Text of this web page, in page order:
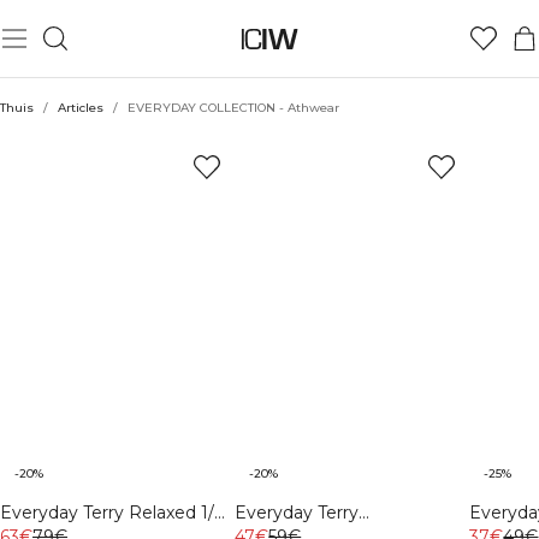
Thuis / Articles / EVERYDAY COLLECTION - Athwear
-20%
Everyday Terry Relaxed 1/4
-20%
Everyday Terry
-25%